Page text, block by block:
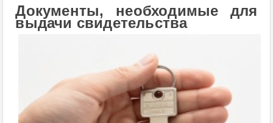
Документы, необходимые для
выдачи свидетельства